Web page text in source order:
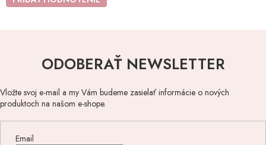
ODOBERAŤ NEWSLETTER
Vložte svoj e-mail a my Vám budeme zasielať informácie o nových
produktoch na našom e-shope.
Email